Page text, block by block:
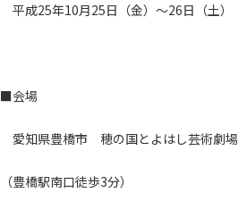
平成25年10月25日（金）～26日（土）
■会場
愛知県豊橋市 穂の国とよはし芸術劇場
（豊橋駅南口徒歩3分）